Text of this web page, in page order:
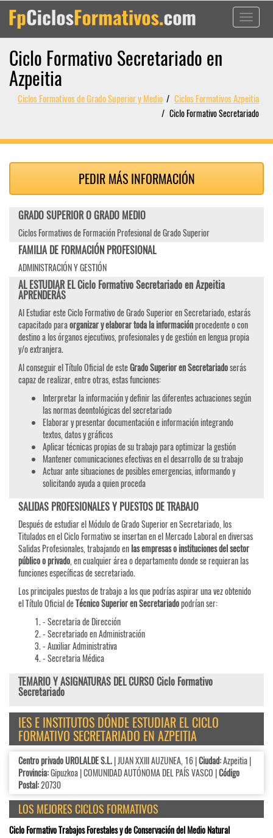
Toggle
Ciclo Formativo Secretariado en
Azpeitia
Ciclos Formativos de Grado Superior y Medio Ciclos Formativos Azpeitia
Ciclo Formativo Secretariado
PEDIR MÁS INFORMACIÓN
GRADO SUPERIOR O GRADO MEDIO
Ciclos Formativos de Formación Profesional de Grado Superior
FAMILIA DE FORMACIÓN PROFESIONAL
ADMINISTRACIÓN Y GESTIÓN
AL ESTUDIAR EL Ciclo Formativo Secretariado en Azpeitia
APRENDERÁS
Al Estudiar este Ciclo Formativo de Grado Superior en Secretariado, estarás
capacitado paraorganizar y elaborar toda la informaciónprocedente o con
destino a los órganos ejecutivos, profesionales y de gestión en lengua propia
y/o extranjera.
Al conseguir el Título Oficial de esteGrado Superior en Secretariadoserás
capaz de realizar, entre otras, estas funciones:
Interpretar la información y definir las diferentes actuaciones según
las normas deontológicas del secretariado
Elaborar y presentar documentación e información integrando
textos, datos y gráficos
Aplicar técnicas propias de su trabajo para optimizar la gestión
Mantener comunicaciones efectivas en el desarrollo de su trabajo
Actuar ante situaciones de posibles emergencias, informando y
solicitando ayuda a quien proceda
SALIDAS PROFESIONALES Y PUESTOS DE TRABAJO
Después de estudiar el Módulo de Grado Superior en Secretariado, los
Titulados en el Ciclo Formativo se insertan en el Mercado Laboral en diversas
Salidas Profesionales, trabajando enlas empresas o instituciones del sector
público o privado, en cualquier área o departamento donde se requieran las
funciones específicas de secretariado.
Los principales puestos de trabajo a los que podrías aspirar una vez obtenido
el Título Oficial deTécnico Superior en Secretariadopodrían ser:
- Secretaria de Dirección
- Secretariado en Administración
- Auxiliar Administrativa
- Secretaria Médica
TEMARIO Y ASIGNATURAS DEL CURSO Ciclo Formativo
Secretariado
IES E INSTITUTOS DÓNDE ESTUDIAR EL CICLO
FORMATIVO SECRETARIADO EN AZPEITIA
Centro privado UROLALDE S.L.| JUAN XXIII AUZUNEA, 16 |Ciudad:Azpeitia |
Provincia:Gipuzkoa | COMUNIDAD AUTÓNOMA DEL PAÍS VASCO |Código
Postal:20730
LOS MEJORES CICLOS FORMATIVOS
Ciclo Formativo Trabajos Forestales y de Conservación del Medio Natural